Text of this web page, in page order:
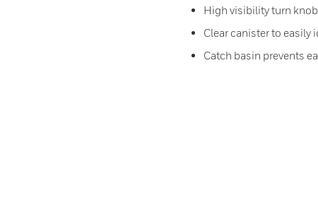
High visibility turn
Clear canister to easily
Catch basin prevents